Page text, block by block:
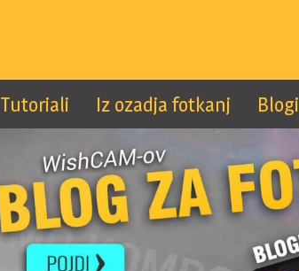
Tutoriali Iz ozadja fotkanj Blogi